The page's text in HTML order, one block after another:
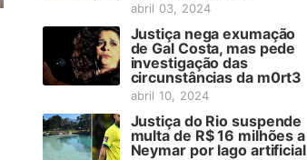
abril 03, 2024
Justiça nega exumação
de Gal Costa, mas pede
investigação das
circunstâncias da m0rt3
abril 10, 2024
Justiça do Rio suspende
multa de R$ 16 milhões a
Neymar por lago artificial